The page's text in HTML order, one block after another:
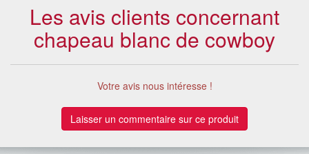
Les avis clients concernant
chapeau blanc de cowboy
Votre avis nous intéresse !
Laisser un commentaire sur ce produit